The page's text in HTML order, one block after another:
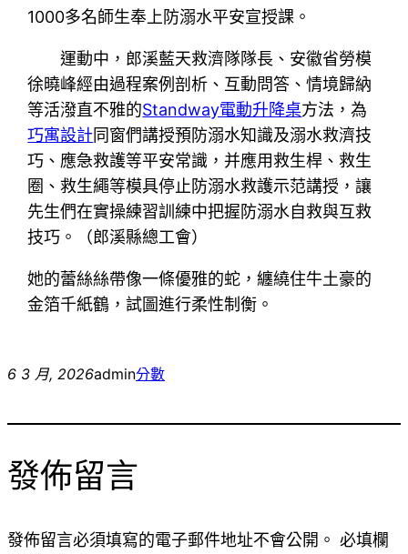
1000多名師生奉上防溺水平安宣授課。
運動中，郎溪藍天救濟隊隊長、安徽省勞模
徐曉峰經由過程案例剖析、互動問答、情境歸納
等活潑直不雅的Standway電動升降桌方法，為
巧寓設計同窗們講授預防溺水知識及溺水救濟技
巧、應急救護等平安常識，并應用救生桿、救生
圈、救生繩等模具停止防溺水救護示范講授，讓
先生們在實操練習訓練中把握防溺水自救與互救
技巧。（郎溪縣總工會）
她的蕾絲絲帶像一條優雅的蛇，纏繞住牛土豪的
金箔千紙鶴，試圖進行柔性制衡。
6 3 月, 2026admin分數
發佈留言
發佈留言必須填寫的電子郵件地址不會公開。 必填欄